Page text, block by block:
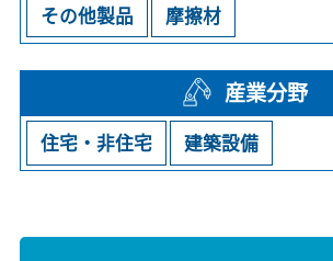
その他製品 摩擦材
産業分野
住宅・非住宅 建築設備